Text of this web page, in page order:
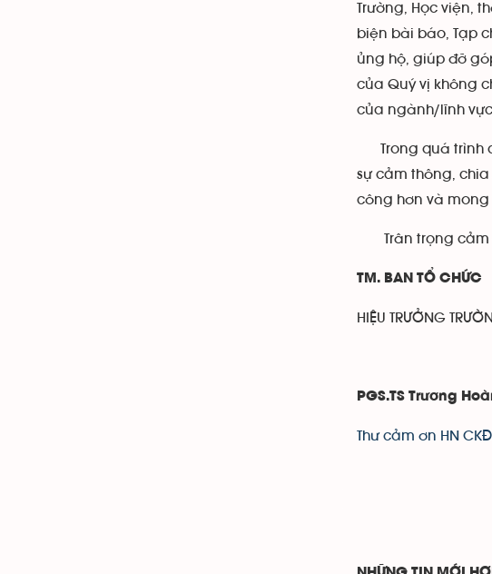
Trường, Học viện,
biện bài báo, Tạp
ủng hộ, giúp đỡ
của Quý vị không
của ngành/lĩnh
Trong quá trình
sự cảm thông,
công hơn và mong
Trân trọng cảm
TM. BAN TỔ CHỨC
HIỆU TRƯỞNG
PGS.TS Trương
Thư cảm ơn HN